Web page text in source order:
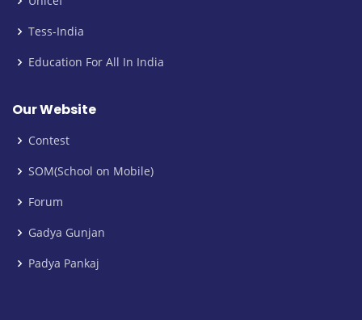
Tess-India
Education For All In India
Our Website
Contest
SOM(School on Mobile)
Forum
Gadya Gunjan
Padya Pankaj